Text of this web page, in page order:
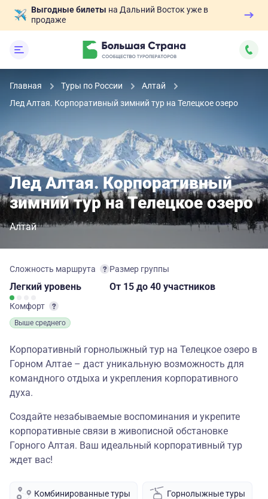
Выгодные билеты на Дальний Восток уже в
продаже
Главная Туры по России
Алтай
Лед Алтая. Корпоративный зимний тур на Телецкое озеро
Лед Алтая. Корпоративный
зимний тур на Телецкое озеро
Алтай
Сложность маршрута
Легкий уровень
Комфорт
Выше среднего
Размер группы
От 15 до 40 участников
Корпоративный горнолыжный тур на Телецкое озеро в
Горном Алтае – даст уникальную возможность для
командного отдыха и укрепления корпоративного
духа.
Создайте незабываемые воспоминания и укрепите
корпоративные связи в живописной обстановке
Горного Алтая. Ваш идеальный корпоративный тур
ждет вас!
Комбинированные туры Горнолыжные туры